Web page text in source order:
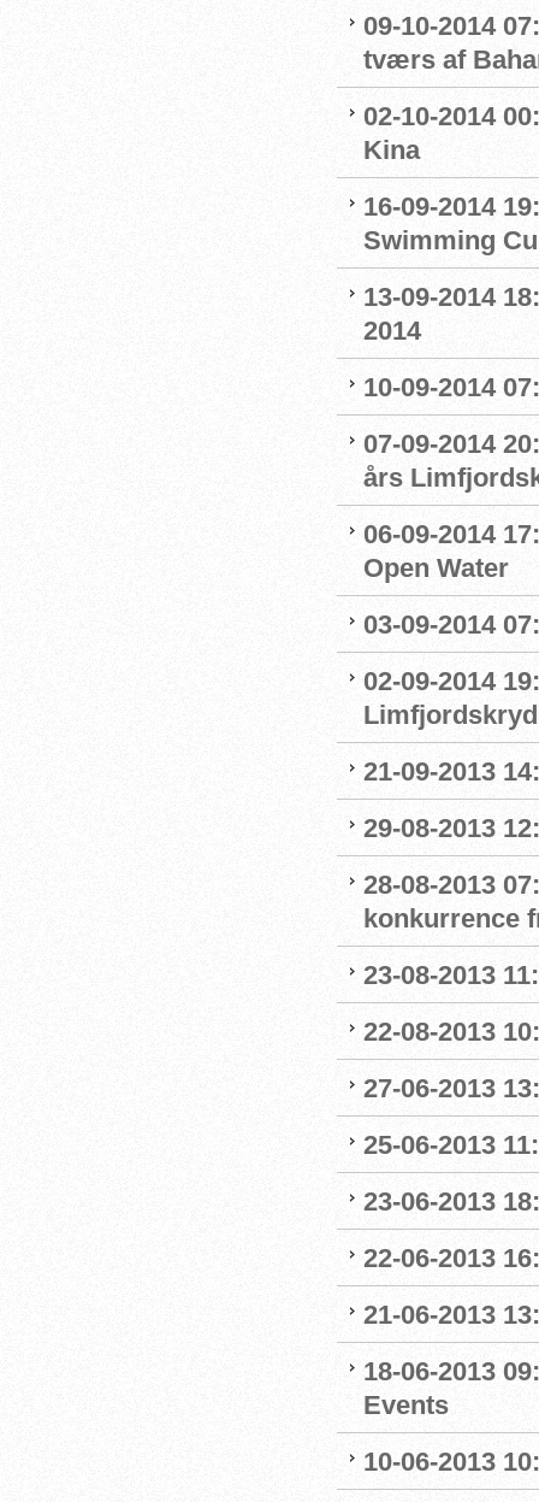
09-10-2014
tværs af
02-10-2014
Kina
16-09-2014
Swimming
13-09-2014
2014
10-09-2014
07-09-2014
års
06-09-2014
Open Water
03-09-2014
02-09-2014
21-09-2013
29-08-2013
28-08-2013
konkurrence
23-08-2013
22-08-2013
27-06-2013
25-06-2013
23-06-2013
22-06-2013
21-06-2013
18-06-2013
Events
10-06-2013